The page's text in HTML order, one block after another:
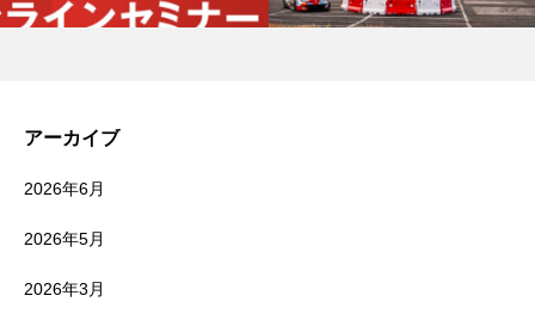
アーカイブ
2026年6月
2026年5月
2026年3月